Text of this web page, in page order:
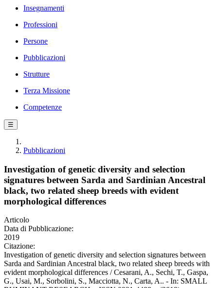
Insegnamenti
Professioni
Persone
Pubblicazioni
Strutture
Terza Missione
Competenze
☰
Pubblicazioni
Investigation of genetic diversity and selection
signatures between Sarda and Sardinian Ancestral
black, two related sheep breeds with evident
morphological differences
Articolo
Data di Pubblicazione:
2019
Citazione:
Investigation of genetic diversity and selection signatures between
Sarda and Sardinian Ancestral black, two related sheep breeds with
evident morphological differences / Cesarani, A., Sechi, T., Gaspa,
G., Usai, M., Sorbolini, S., Macciotta, N., Carta, A.. - In: SMALL